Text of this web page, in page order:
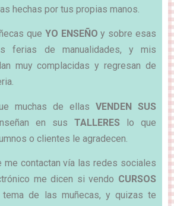
hechas por tus propias manos.
que YO ENSEÑO y sobre esas
ferias de manualidades, y mis
muy complacidas y regresan de
muchas de ellas VENDEN SUS
en sus TALLERES lo que
o clientes le agradecen.
me contactan vía las redes sociales
me dicen si vendo CURSOS
de las muñecas, y quizas te